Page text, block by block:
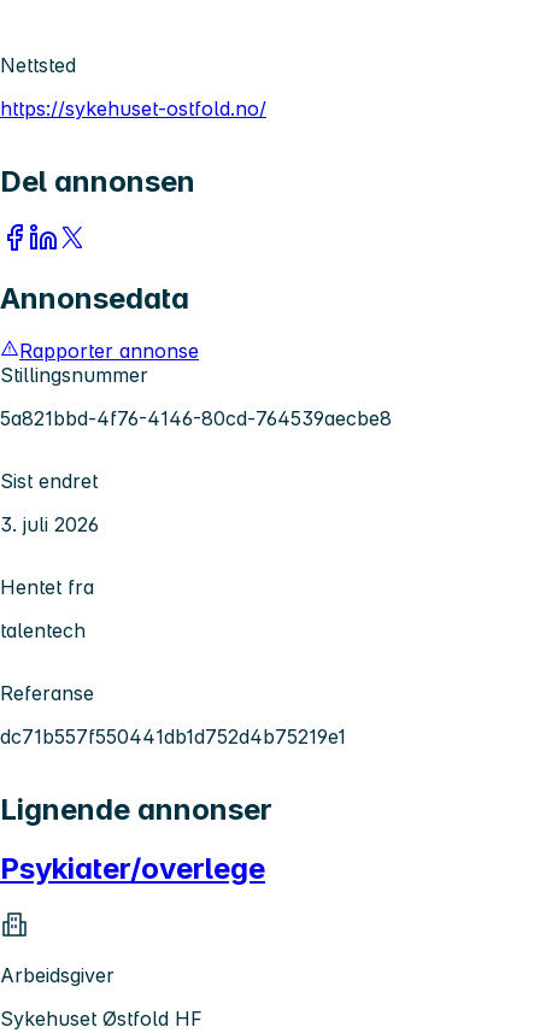
Nettsted
https://sykehuset-ostfold.no/
Del annonsen
Annonsedata
Rapporter annonse
Stillingsnummer
5a821bbd-4f76-4146-80cd-764539aecbe8
Sist endret
3. juli 2026
Hentet fra
talentech
Referanse
dc71b557f550441db1d752d4b75219e1
Lignende annonser
Psykiater/overlege
Arbeidsgiver
Sykehuset Østfold HF